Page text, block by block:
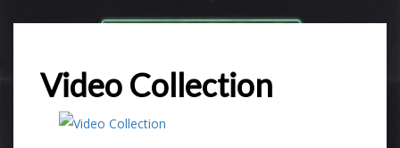
Video Collection